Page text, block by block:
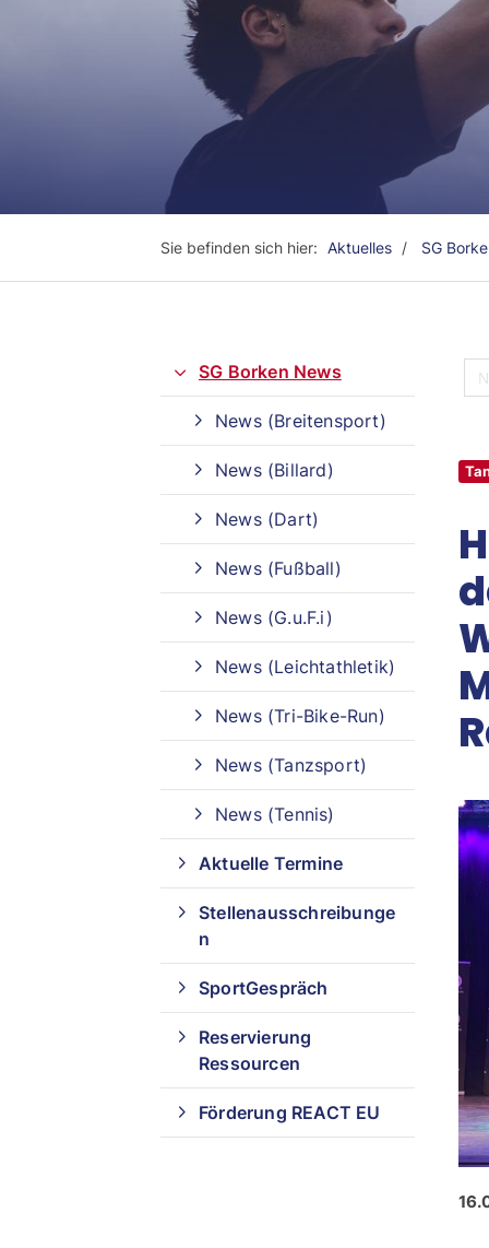
Sie befinden sich hier: Aktuelles SG
SG Borken News
News (Breitensport)
News (Billard)
News (Dart)
News (Fußball)
News (G.u.F.i)
News (Leichtathletik)
News (Tri-Bike-Run)
News (Tanzsport)
News (Tennis)
Aktuelle Termine
Stellenausschreibunge
n
SportGespräch
Reservierung
Ressourcen
Förderung REACT EU
Quicklinks
Sportangebote finden
Unser Sportangebot
Sportangebot A-Z